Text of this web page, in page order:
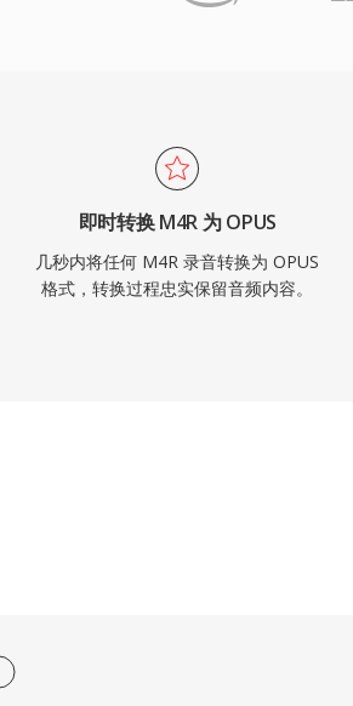
YouTube 均依赖 Opus 进行实时音频传输。
即时转换 M4R 为 OPUS
几秒内将任何 M4R 录音转换为 OPUS
格式，转换过程忠实保留音频内容。